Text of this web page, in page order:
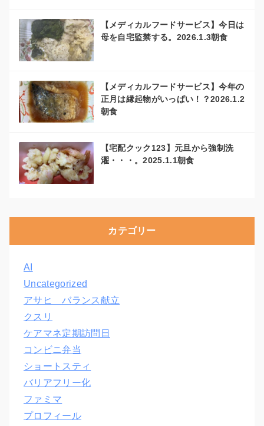
【メディカルフードサービス】今日は
母を自宅監禁する。2026.1.3朝食
【メディカルフードサービス】今年の
正月は縁起物がいっぱい！？2026.1.2
朝食
【宅配クック123】元旦から強制洗
濯・・・。2025.1.1朝食
カテゴリー
AI
Uncategorized
アサヒ バランス献立
クスリ
ケアマネ定期訪問日
コンビニ弁当
ショートスティ
バリアフリー化
ファミマ
プロフィール